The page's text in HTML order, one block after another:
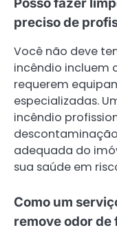
Posso fazer
preciso de
Você não deve
incêndio incluem
requerem
especializadas.
incêndio
adequada do
sua saúde em
Como um
remove odor de